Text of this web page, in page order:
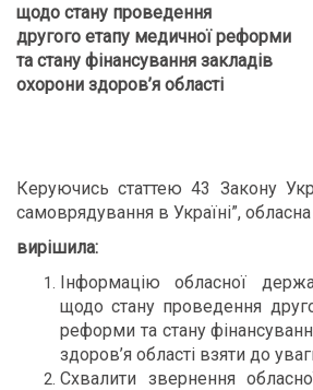
щодо стану проведення
другого етапу медичної реформи
та стану фінансування закладів
охорони здоров’я області
Керуючись статтею 43 Закону
самоврядування в Україні”,
вирішила:
Інформацію обласної
щодо стану проведення
реформи та стану
здоров’я області взяти до
Схвалити звернення